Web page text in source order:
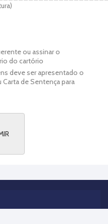
ou assinar o
do cartório
deve ser apresentado o
de Sentença para